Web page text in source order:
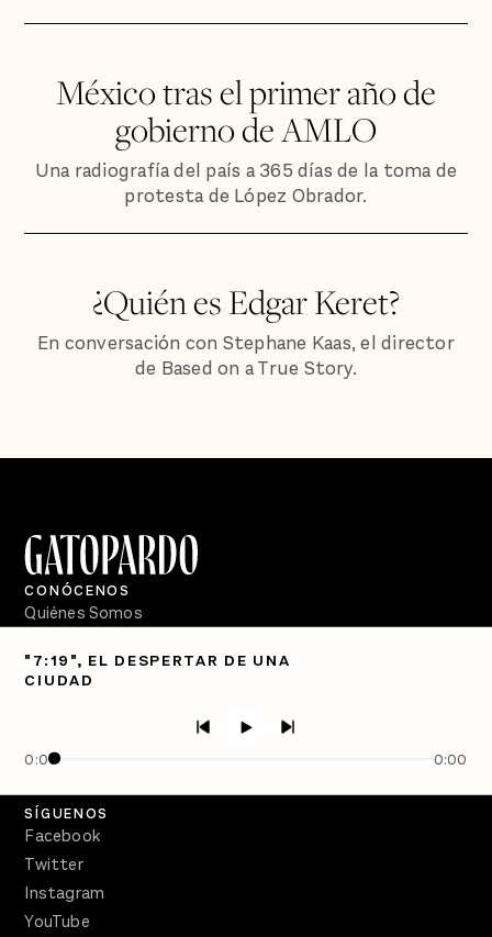
México tras el primer año de
gobierno de AMLO
Una radiografía del país a 365 días de la toma de
protesta de López Obrador.
¿Quién es Edgar Keret?
En conversación con Stephane Kaas, el director
de Based on a True Story.
"7:19", EL DESPERTAR DE UNA
CIUDAD
0:00 0:00
CONÓCENOS
Quiénes Somos
PÓDCASTS
Crecer en Distopía
SÍGUENOS
Facebook
Twitter
Instagram
YouTube